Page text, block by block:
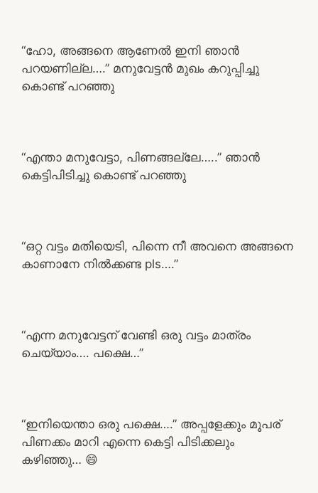
“ഹോ, അങ്ങനെ ആണേൽ ഇനി ഞാൻ
പറയണില്ല….” മനുവേട്ടൻ മുഖം കറുപ്പിച്ചു
കൊണ്ട് പറഞ്ഞു
“എന്താ മനുവേട്ടാ, പിണങ്ങല്ലേ…..” ഞാൻ
കെട്ടിപിടിച്ചു കൊണ്ട് പറഞ്ഞു
“ഒറ്റ വട്ടം മതിയെടി, പിന്നെ നീ അവനെ അങ്ങനെ
കാണാനേ നിൽക്കണ്ട pls….”
“എന്ന മനുവേട്ടന് വേണ്ടി ഒരു വട്ടം മാത്രം
ചെയ്യാം…. പക്ഷെ…”
“ഇനിയെന്താ ഒരു പക്ഷെ….” അപ്പളേക്കും മൂപര്
പിണക്കം മാറി എന്നെ കെട്ടി പിടിക്കലും
കഴിഞ്ഞു… 😄